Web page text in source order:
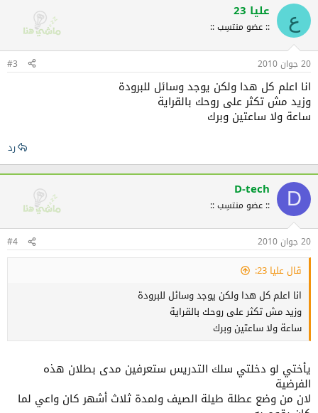
ع عليا 23
:: عضو منتسِب ::
20 جوان 2010 #3
انا اعلم كل هدا ولكن يوجد وسائل للبرودة
وزيد مش تكثر على روحك بالقراية
ساعة ولا ساعتين وبرك
رد
D
D-tech
:: عضو منتسِب ::
20 جوان 2010 #4
قال عليا 23:
انا اعلم كل هدا ولكن يوجد وسائل للبرودة
وزيد مش تكثر على روحك بالقراية
ساعة ولا ساعتين وبرك
يأختي لو دخلتي سلك التدريس ستعرفين مدى بطلان هذه
الفرضية
لان من وضع عطلة طيلة الصيف ولمدة ثلاث أشهر كان واعي لما